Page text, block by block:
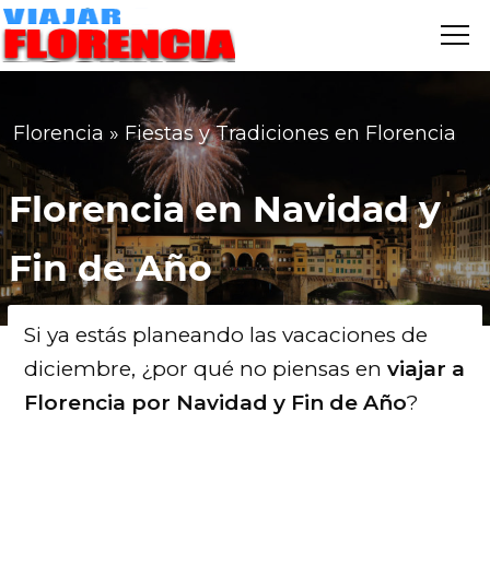
VIAJAR
Florencia » Fiestas y Tradiciones en Florencia
Florencia en Navidad y
Fin de Año
Si ya estás planeando las vacaciones de
diciembre, ¿por qué no piensas en viajar a
Florencia por Navidad y Fin de Año?